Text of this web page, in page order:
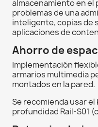
almacenamiento en
problemas de una
inteligente, copias de
aplicaciones de
Ahorro de
Implementación
armarios multimedia
montados en la pared.
Se recomienda usar
profundidad Rail-S01